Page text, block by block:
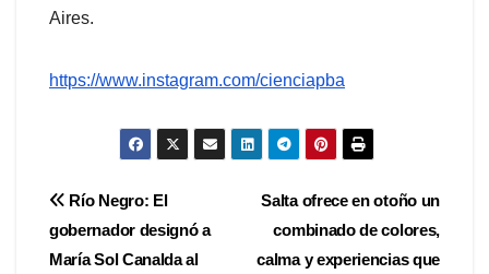
Aires.
https://www.instagram.com/cienciapba
Navegación
de
Salta ofrece en otoño un
combinado de colores,
calma y experiencias que
Río Negro: El
gobernador designó a
María Sol Canalda al